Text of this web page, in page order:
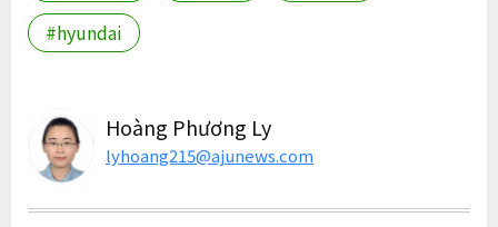
#hyundai
Hoàng Phương Ly
lyhoang215@ajunews.com